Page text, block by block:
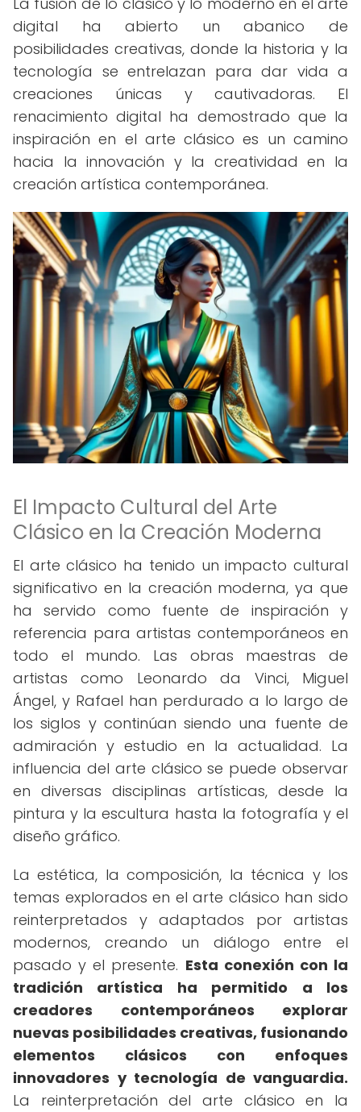
digital ha abierto un abanico de
posibilidades creativas, donde la historia y la
tecnología se entrelazan para dar vida a
creaciones únicas y cautivadoras. El
renacimiento digital ha demostrado que la
inspiración en el arte clásico es un camino
hacia la innovación y la creatividad en la
creación artística contemporánea.
El Impacto Cultural del Arte
Clásico en la Creación Moderna
El arte clásico ha tenido un impacto cultural
significativo en la creación moderna, ya que
ha servido como fuente de inspiración y
referencia para artistas contemporáneos en
todo el mundo. Las obras maestras de
artistas como Leonardo da Vinci, Miguel
Ángel, y Rafael han perdurado a lo largo de
los siglos y continúan siendo una fuente de
admiración y estudio en la actualidad. La
influencia del arte clásico se puede observar
en diversas disciplinas artísticas, desde la
pintura y la escultura hasta la fotografía y el
diseño gráfico.
La estética, la composición, la técnica y los
temas explorados en el arte clásico han sido
reinterpretados y adaptados por artistas
modernos, creando un diálogo entre el
pasado y el presente. Esta conexión con la
tradición artística ha permitido a los
creadores contemporáneos explorar
nuevas posibilidades creativas, fusionando
elementos clásicos con enfoques
innovadores y tecnología de vanguardia.
La reinterpretación del arte clásico en la